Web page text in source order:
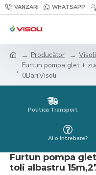
VANZARI WHATSAPP
Producător
Visoli
Furtun pompa glet +
0Bari,Visoli
Politica Transport
Ai o intrebare?
Furtun pompa
toli albastru